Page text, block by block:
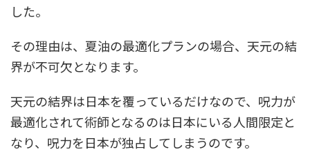
した。
その理由は、夏油の最適化プランの場合、天元の結
界が不可欠となります。
天元の結界は日本を覆っているだけなので、呪力が
最適化されて術師となるのは日本にいる人間限定と
なり、呪力を日本が独占してしまうのです。